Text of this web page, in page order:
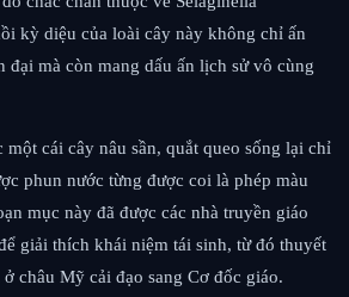
kỳ diệu của loài cây này không chỉ ấn
đại mà còn mang dấu ấn lịch sử vô cùng
cái cây nâu sần, quắt queo sống lại chỉ
phun nước từng được coi là phép màu
mục này đã được các nhà truyền giáo
giải thích khái niệm tái sinh, từ đó thuyết
châu Mỹ cải đạo sang Cơ đốc giáo.